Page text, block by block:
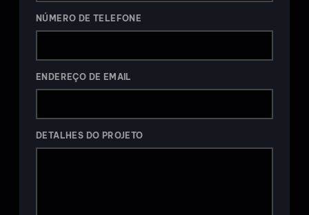
NÚMERO DE TELEFONE
ENDEREÇO DE EMAIL
DETALHES DO PROJETO